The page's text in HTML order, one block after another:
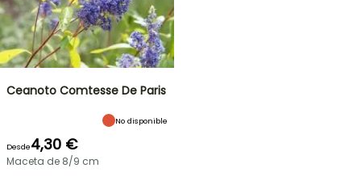
Ceanoto Comtesse De Paris
No disponible
Desde4,30 €
Maceta de 8/9 cm